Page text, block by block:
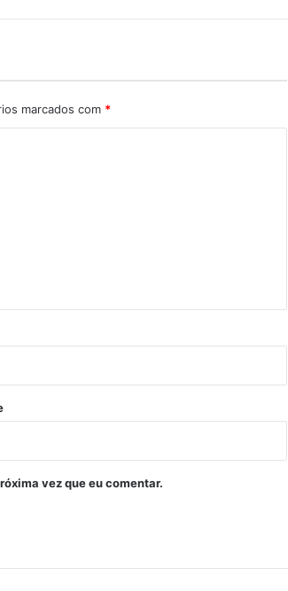
marcados com *
vez que eu comentar.